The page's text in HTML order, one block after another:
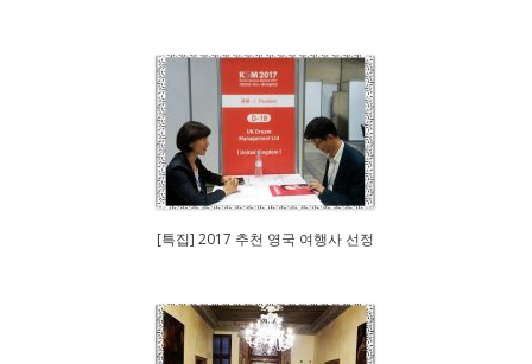
[특집] 2017 추천 영국 여행사 선정